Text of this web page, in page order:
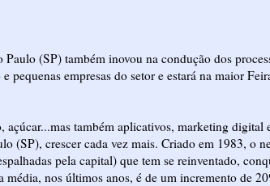
Paulo (SP) também inovou na condução dos
pequenas empresas do setor e estará na maior
açúcar...mas também aplicativos, marketing
(SP), crescer cada vez mais. Criado em 1983, o
pela capital) que tem se reinventado,
média, nos últimos anos, é de um incremento de